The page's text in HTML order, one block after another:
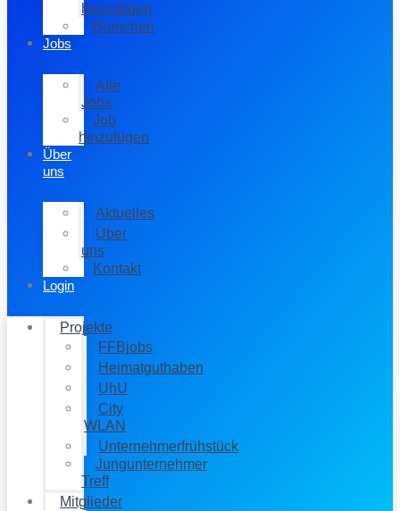
hinzufügen
Branchen
Jobs
Alle
Jobs
Job
hinzufügen
Über
uns
Aktuelles
Über
uns
Kontakt
Login
Projekte
FFBjobs
Heimatguthaben
UhU
City
WLAN
Unternehmerfrühstück
Jungunternehmer
Treff
Mitglieder